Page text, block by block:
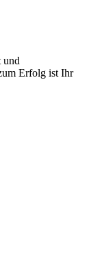
und
Erfolg ist Ihr